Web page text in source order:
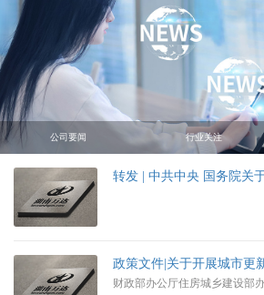
公司要闻 行业关注
财政部办公厅住房城乡建设部